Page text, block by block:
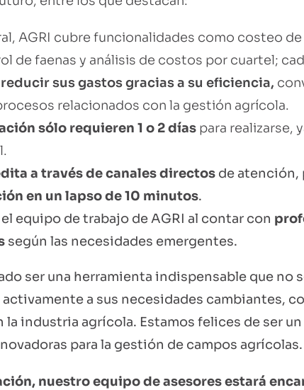
AGRI cubre funcionalidades como costeo
de faenas y análisis de costos por cuartel;
reducir sus gastos gracias a su eficiencia,
relacionados con la gestión agrícola.
sólo requieren 1 o 2 días para realizarse,
a través de canales directos de atención,
en un lapso de 10 minutos.
equipo de trabajo de AGRI al contar con
según las necesidades emergentes.
ser una herramienta indispensable que no
a sus necesidades cambiantes,
industria agrícola. Estamos felices de ser
para la gestión de campos agrícolas.
nuestro equipo de asesores estará